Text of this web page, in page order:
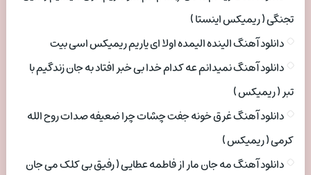
تجنگی ( ریمیکس اینستا )
دانلود آهنگ الینده الیمده اولا ای یاریم ریمیکس اسی بیت
دانلود آهنگ نمیدانم عه کدام خدا بی خبر افتاد به جان زندگیم با
تبر ( ریمیکس )
دانلود آهنگ غرق خونه جفت چشات چرا ضعیفه صدات روح الله
کرمی ( ریمیکس )
دانلود آهنگ مه جان مار از فاطمه عطایی ( رفیق بی کلک می جان